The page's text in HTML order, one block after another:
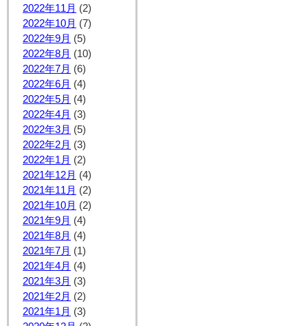
2022年11月 (2)
2022年10月 (7)
2022年9月 (5)
2022年8月 (10)
2022年7月 (6)
2022年6月 (4)
2022年5月 (4)
2022年4月 (3)
2022年3月 (5)
2022年2月 (3)
2022年1月 (2)
2021年12月 (4)
2021年11月 (2)
2021年10月 (2)
2021年9月 (4)
2021年8月 (4)
2021年7月 (1)
2021年4月 (4)
2021年3月 (3)
2021年2月 (2)
2021年1月 (3)